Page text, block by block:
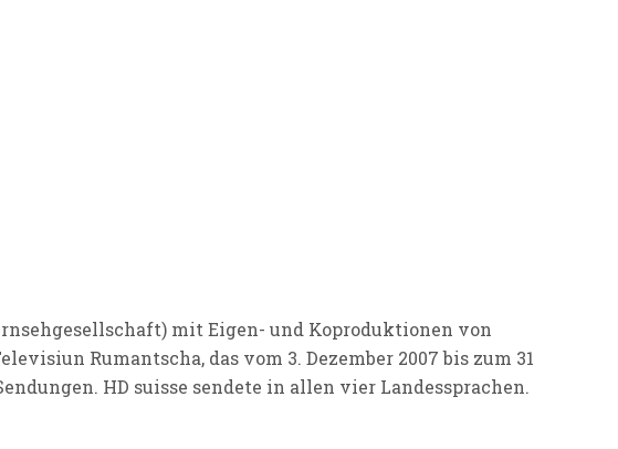
mit Eigen- und Koproduktionen von
Rumantscha, das vom 3. Dezember 2007 bis zum 31
HD suisse sendete in allen vier Landessprachen.